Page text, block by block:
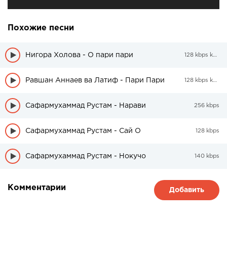
Похожие песни
Нигора Холова - О пари пари 128 kbps kbps
Равшан Аннаев ва Латиф - Пари Пари 128 kbps kbps
Сафармухаммад Рустам - Нарави 256 kbps
Сафармухаммад Рустам - Сай О 128 kbps
Сафармухаммад Рустам - Нокучо 140 kbps
Комментарии Добавить